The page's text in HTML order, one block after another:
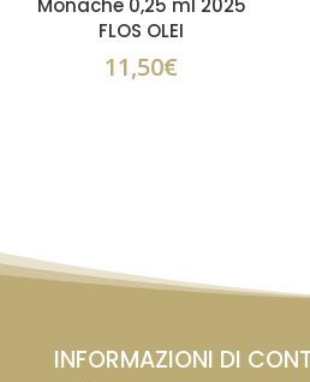
Monache 0,25 ml 2025
FLOS OLEI
11,50€
INFORMAZIONI DI